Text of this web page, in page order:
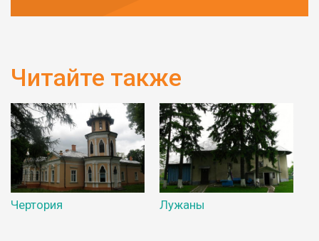
Читайте также
Чертория Лужаны